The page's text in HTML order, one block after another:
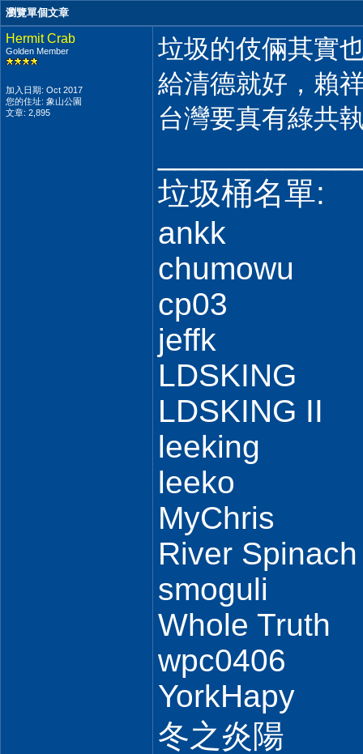
瀏覽單個文章
Hermit Crab
Golden Member
加入日期: Oct 2017
您的住址: 象山公園
文章: 2,895
垃圾的伎倆其實
給清德就好，賴
台灣要真有綠共
垃圾桶名單:
ankk
chumowu
cp03
jeffk
LDSKING
LDSKING II
leeking
leeko
MyChris
River Spinach
smoguli
Whole Truth
wpc0406
YorkHapy
冬之炎陽